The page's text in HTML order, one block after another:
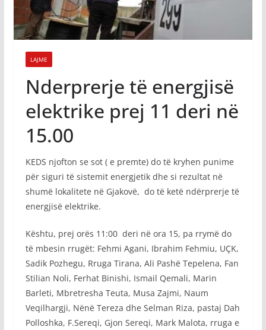
LAJME
Nderprerje të energjisë
elektrike prej 11 deri në
15.00
KEDS njofton se sot ( e premte) do të kryhen punime
për siguri të sistemit energjetik dhe si rezultat në
shumë lokalitete në Gjakovë, do të ketë ndërprerje të
energjisë elektrike.
Kështu, prej orës 11:00 deri në ora 15, pa rrymë do
të mbesin rrugët: Fehmi Agani, Ibrahim Fehmiu, UÇK,
Sadik Pozhegu, Rruga Tirana, Ali Pashë Tepelena, Fan
Stilian Noli, Ferhat Binishi, Ismail Qemali, Marin
Barleti, Mbretresha Teuta, Musa Zajmi, Naum
Veqilhargji, Nënë Tereza dhe Selman Riza, pastaj Dah
Polloshka, F.Sereqi, Gjon Sereqi, Mark Malota, rruga e